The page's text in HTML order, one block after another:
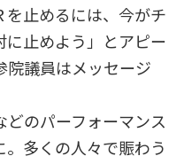
を止めるには、今がチ
に止めよう」とアピー
院議員はメッセージ
のパーフォーマンス
多くの人々で賑わう